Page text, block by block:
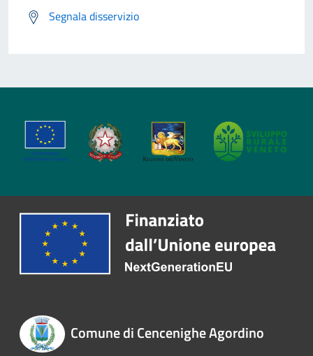
Segnala disservizio
Comune di Cencenighe Agordino